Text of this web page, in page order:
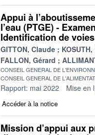
Appui à
l’eau (PTGE) -
Identification de
GITTON, Claude
FALLON, Gérard
CONSEIL GENERAL DE
CONSEIL GENERAL DE
Rapport: mai 2022 Mise en
Accéder à la notice
Mission d’appui aux